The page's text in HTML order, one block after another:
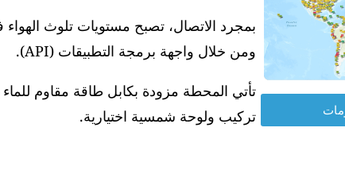
بمجرد الاتصال، تصبح مستويات تلوث
ومن خلال واجهة برمجة التطبيقات (API).
تركيب ولوحة شمسية اختيارية.